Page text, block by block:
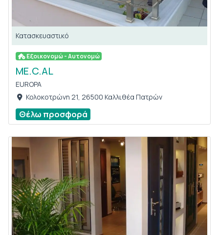
Κατασκευαστικό
Εξοικονομώ - Αυτονομώ
ME.C.AL
EUROPA
Κολοκοτρώνη 21, 26500 Καλλιθέα Πατρών
Θέλω προσφορά